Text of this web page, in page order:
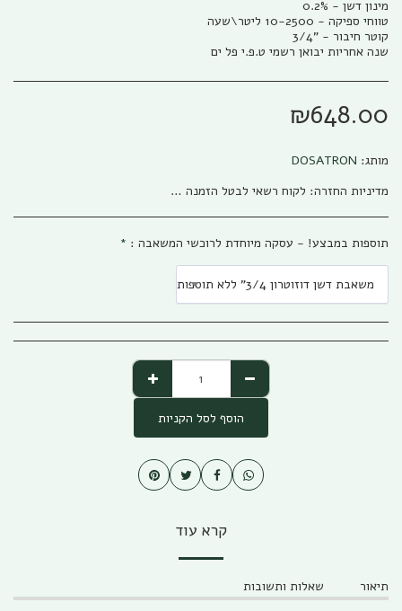
שנה אחריות יבואן רשמי ט.פ.י פל ים
₪648.00
מותג: DOSATRON
מדיניות החזרה: לקוח רשאי לבטל הזמנה בהתאם להוראות חוק הגנת הצרכן, התשמ&quot;א – 1981 אפריל (להלן: &quot;חוק הגנת הצרכן&quot;) והתקנות שהותקנו על פיו. ניתן לבטל את העסקה באמצעות פניה טלפונית לגבי שיווק (04-673013/5) או פניה לפקס (04-6735014) או בדואר אלקטרוני לשירות הלקוחות של החברה ((office@gabi-marketing.co.il. ביטול העסקה למוצרים שעוד לא נשלחו – ללא כל עלות וזיכוי מלא על כל הסכום ששולם. ביטול עסקה למוצרים שנשלחו - יש להשיב את המוצר לחברה כאשר כל העלויות הכרוכות בהובלת המוצר (מ ואל) החזרת המוצר תחולנה על הלקוח, במקרה של מוצר במבצע של משלוח חינם (על חשבון חברת גבי שיווק) בעת ביטול עסקה יוחזר ללקוח מלוא הסכום ששולם בקיזוז עלות המשלוח כפי ובהתאם לעלות שחלה על חברת גבי שיווק. למוצרים שעדיין לא הגיעו ללקוח מסיבות שונות, והלקוח מעוניין לבטל עסקה, החברה רשאית להמתין זמן סביר לבירור סטאטוס המשלוח ולאחר הגעתו/החזרתו לחברת גבי שיווק תפעל החברה לזיכוי מיידי של הלקוח. לפנים מהחוק ומשורת הדין: החברה תזכה בסכום המלא ששולם ולא תגבה דמי ביטול /השתתפות כלשהם למעט עלויות השילוח. החזרת המוצר תיעשה כשהוא באריזתו המקורית בצירוף החשבונית המקורית ושעדיין לא חלפו 14 יום מתאריך רכישת המוצר. למוצרים שנרכשו לפי הזמנה מיוחדת או שהותאמו במידות/צבע/דגם מיוחד לפי ההזמנה החברה תשתדל לעזור ותזכה בהתאם ליכולת והאפשרות שלה למכור את המוצר, ולזכות בהתאם למצב. אבל בהתאם לחוק לא ניתן להתחייב לנושא
תוספות במבצע! - עסקה מיוחדת לרוכשי המשאבה : *
משאבת דשן דוזוטרון 3/4" ללא תוספות
הוסף לסל הקניות
קרא עוד
תיאור שאלות ותשובות